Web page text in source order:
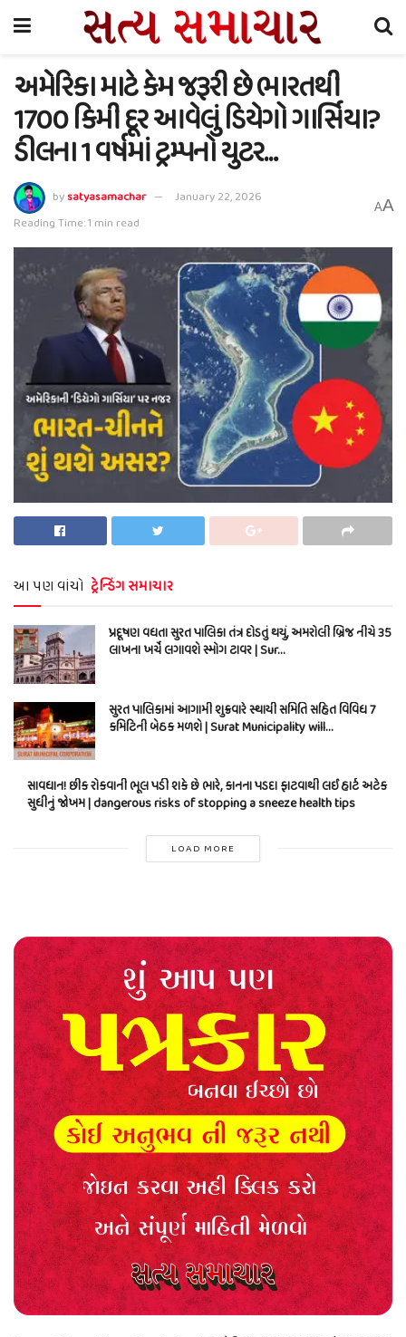
અમેરિકા માટે કેમ જરૂરી છે ભારતથી
1700 કિમી દૂર આવેલું ડિયેગો ગાર્સિયા?
ડીલના 1 વર્ષમાં ટ્રમ્પનો યુટર…
bysatyasamachar
January 22, 2026
Reading Time: 1 min read
AA
આ પણ વાંચો ટ્રેન્ડિંગ સમાચાર
પ્રદૂષણ વધતા સુરત પાલિકા તંત્ર દોડતું થયું, અમરોલી બ્રિજ નીચે 35
લાખના ખર્ચે લગાવશે સ્મોગ ટાવર | Sur…
સુરત પાલિકામાં આગામી શુક્રવારે સ્થાયી સમિતિ સહિત વિવિધ 7
કમિટિની બેઠક મળશે | Surat Municipality will…
સાવધાન! છીંક રોકવાની ભૂલ પડી શકે છે ભારે, કાનના પડદા ફાટવાથી લઈ હાર્ટ અટેક
સુધીનું જોખમ | dangerous risks of stopping a sneeze health tips
LOAD MORE